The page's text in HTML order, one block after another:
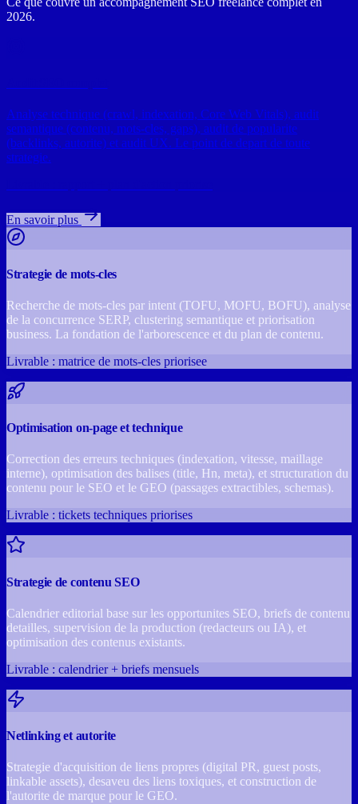
2026.
Analyse technique (crawl, indexation, Core Web Vitals), audit
semantique (contenu, mots-cles, gaps), audit de popularite
(backlinks, autorite) et audit UX. Le point de depart de toute
strategie.
En savoir plus
Strategie de mots-cles
Recherche de mots-cles par intent (TOFU, MOFU, BOFU), analyse
de la concurrence SERP, clustering semantique et priorisation
business. La fondation de l'arborescence et du plan de contenu.
Livrable : matrice de mots-cles priorisee
Optimisation on-page et technique
Correction des erreurs techniques (indexation, vitesse, maillage
interne), optimisation des balises (title, Hn, meta), et structuration du
contenu pour le SEO et le GEO (passages extractibles, schemas).
Livrable : tickets techniques priorises
Strategie de contenu SEO
Calendrier editorial base sur les opportunites SEO, briefs de contenu
detailles, supervision de la production (redacteurs ou IA), et
optimisation des contenus existants.
Livrable : calendrier + briefs mensuels
Netlinking et autorite
Strategie d'acquisition de liens propres (digital PR, guest posts,
linkable assets), desaveu des liens toxiques, et construction de
l'autorite de marque pour le GEO.